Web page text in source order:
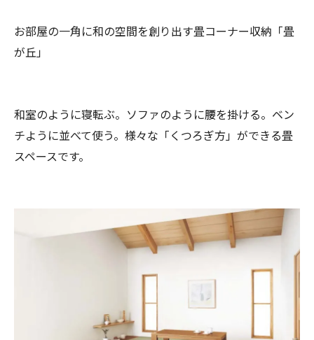
お部屋の一角に和の空間を創り出す畳コーナー収納「畳
が丘」
和室のように寝転ぶ。ソファのように腰を掛ける。ベン
チように並べて使う。様々な「くつろぎ方」ができる畳
スペースです。